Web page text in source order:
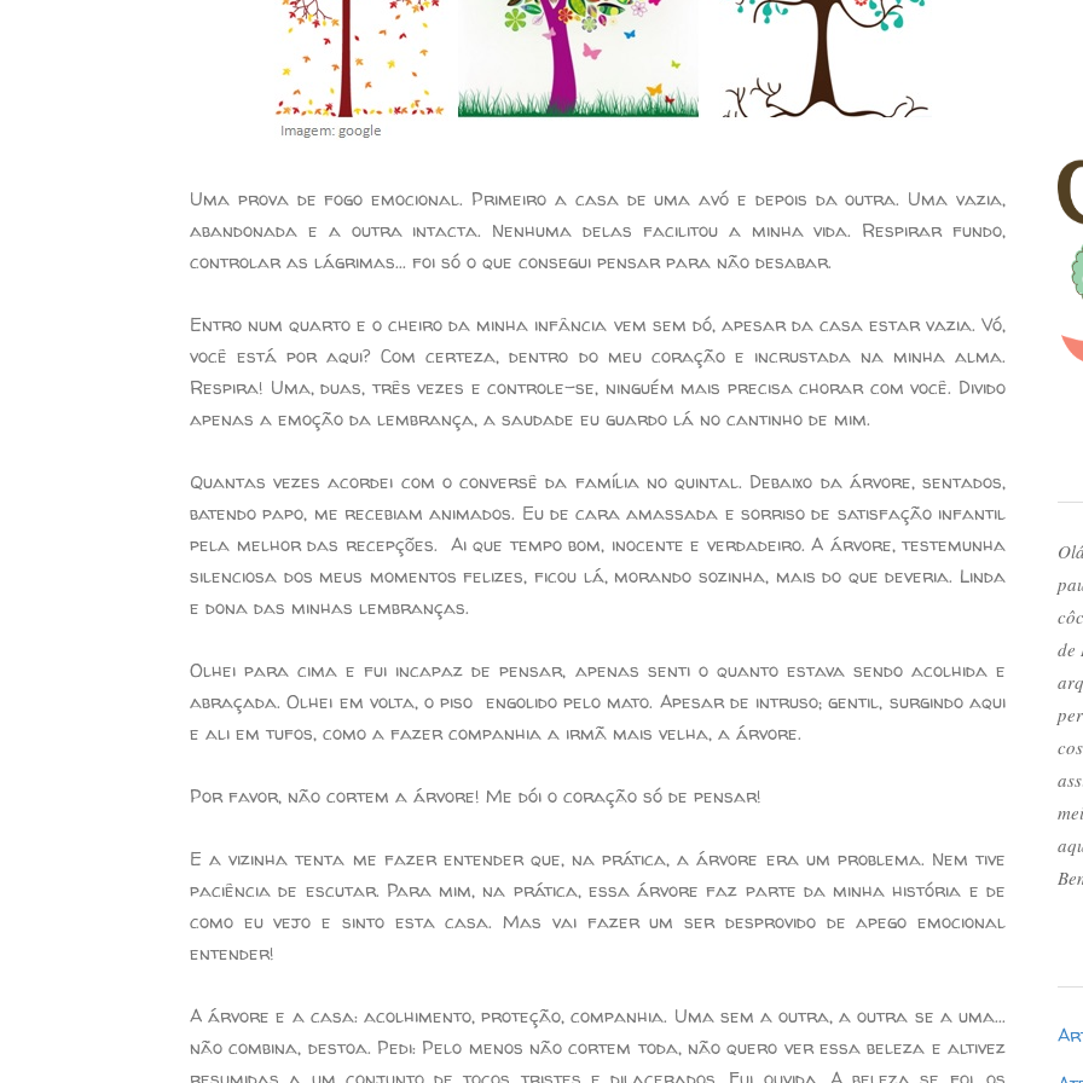
Uma prova de fogo emocional. Primeiro a casa de uma avó e depois da outra. Uma vazia,
abandonada e a outra intacta. Nenhuma delas facilitou a minha vida. Respirar fundo,
controlar as lágrimas... foi só o que consegui pensar para não desabar.
Entro num quarto e o cheiro da minha infância vem sem dó, apesar da casa estar vazia. Vó,
você está por aqui? Com certeza, dentro do meu coração e incrustada na minha alma.
Respira! Uma, duas, três vezes e controle-se, ninguém mais precisa chorar com você. Divido
apenas a emoção da lembrança, a saudade eu guardo lá no cantinho de mim.
Quantas vezes acordei com o conversê da família no quintal. Debaixo da árvore, sentados,
batendo papo, me recebiam animados. Eu de cara amassada e sorriso de satisfação infantil
pela melhor das recepções. Ai que tempo bom, inocente e verdadeiro. A árvore, testemunha
silenciosa dos meus momentos felizes, ficou lá, morando sozinha, mais do que deveria. Linda
e dona das minhas lembranças.
Olhei para cima e fui incapaz de pensar, apenas senti o quanto estava sendo acolhida e
abraçada. Olhei em volta, o piso engolido pelo mato. Apesar de intruso; gentil, surgindo aqui
e ali em tufos, como a fazer companhia a irmã mais velha, a árvore.
Por favor, não cortem a árvore! Me dói o coração só de pensar!
E a vizinha tenta me fazer entender que, na prática, a árvore era um problema. Nem tive
paciência de escutar. Para mim, na prática, essa árvore faz parte da minha história e de
como eu vejo e sinto esta casa. Mas vai fazer um ser desprovido de apego emocional
entender!
A árvore e a casa: acolhimento, proteção, companhia. Uma sem a outra, a outra se a uma...
não combina, destoa. Pedi: Pelo menos não cortem toda, não quero ver essa beleza e altivez
de